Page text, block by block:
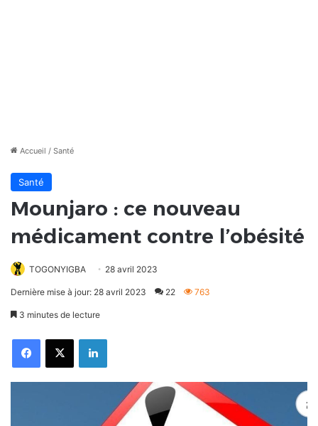
Accueil / Santé
Santé
Mounjaro : ce nouveau
médicament contre l’obésité
TOGONYIGBA 28 avril 2023
Dernière mise à jour: 28 avril 2023 22 763
3 minutes de lecture
FacebookX Linkedin